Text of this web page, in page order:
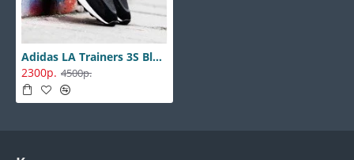
Adidas LA Trainers 3S Black-Green
2300р. 4500р.